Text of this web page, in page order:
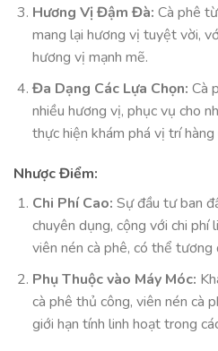
Hương Vị Đậm Đà: Cà phê
mang lại hương vị tuyệt vời,
hương vị mạnh mẽ.
Đa Dạng Các Lựa Chọn: Cà
nhiều hương vị, phục vụ cho
thực hiện khám phá vị trí hàng
Nhược Điểm:
Chi Phí Cao: Sự đầu tư ban
chuyên dụng, cộng với chi phí
viên nén cà phê, có thể tương
Phụ Thuộc vào Máy Móc:
cà phê thủ công, viên nén cà
giới hạn tính linh hoạt trong